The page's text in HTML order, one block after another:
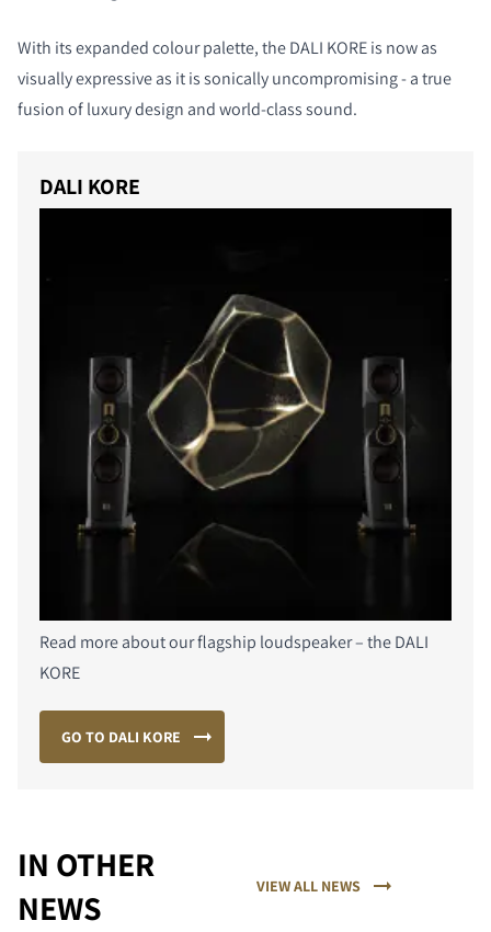
With its expanded colour palette, the DALI KORE is now as
visually expressive as it is sonically uncompromising - a true
fusion of luxury design and world-class sound.
DALI KORE
Read more about our flagship loudspeaker – the DALI
KORE
GO TO DALI KORE
IN OTHER
NEWS
VIEW ALL NEWS